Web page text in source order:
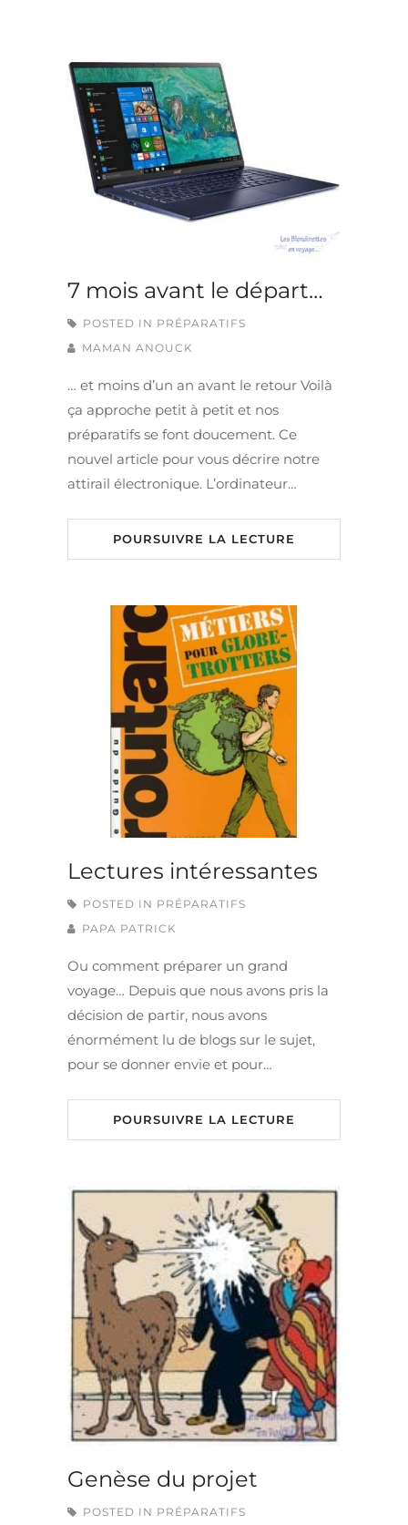
7 mois avant le départ…
POSTED IN PRÉPARATIFS
MAMAN ANOUCK
… et moins d’un an avant le retour Voilà
ça approche petit à petit et nos
préparatifs se font doucement. Ce
nouvel article pour vous décrire notre
attirail électronique. L’ordinateur…
POURSUIVRE LA LECTURE
Lectures intéressantes
POSTED IN PRÉPARATIFS
PAPA PATRICK
Ou comment préparer un grand
voyage… Depuis que nous avons pris la
décision de partir, nous avons
énormément lu de blogs sur le sujet,
pour se donner envie et pour…
POURSUIVRE LA LECTURE
Genèse du projet
POSTED IN PRÉPARATIFS